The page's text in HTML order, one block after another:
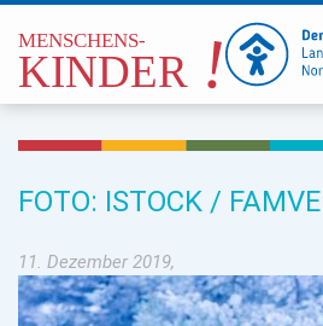
FOTO: ISTOCK /
11. Dezember 2019,